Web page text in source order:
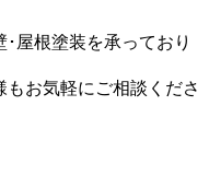
屋根塗装を承っており
お気軽にご相談くださ